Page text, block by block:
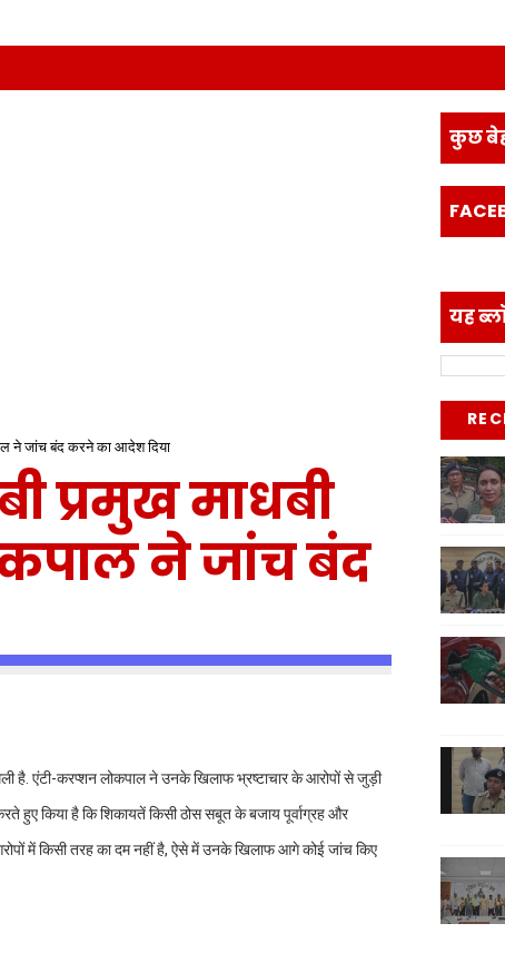
ने जांच बंद करने का आदेश दिया
प्रमुख माधबी
ने जांच बंद
है. एंटी-करप्शन लोकपाल ने उनके खिलाफ भ्रष्टाचार के आरोपों से जुड़ी
हुए किया है कि शिकायतें किसी ठोस सबूत के बजाय पूर्वाग्रह और
में किसी तरह का दम नहीं है, ऐसे में उनके खिलाफ आगे कोई जांच किए
कुछ
यह